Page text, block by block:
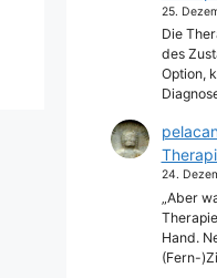
25.
Die
des
Option,
24.
„Aber
Hand.
(Fern-